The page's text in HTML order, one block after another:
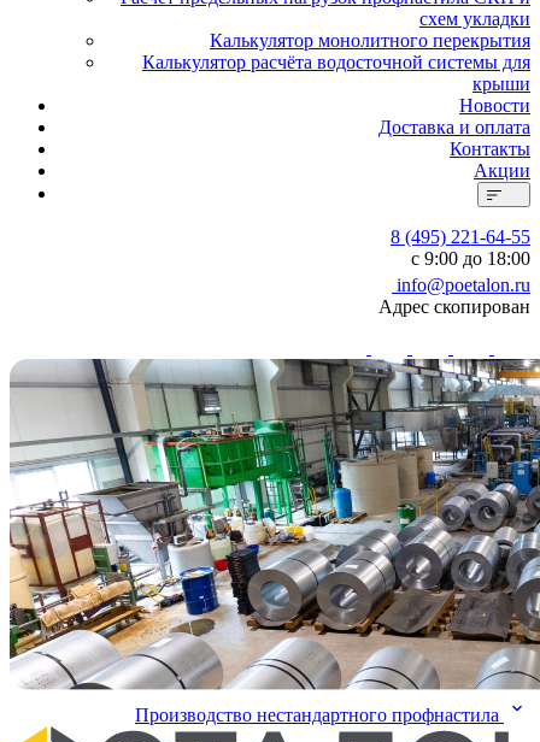
схем укладки
Калькулятор монолитного перекрытия
Калькулятор расчёта водосточной системы для
крыши
Новости
Доставка и оплата
Контакты
Акции
8 (495) 221-64-55
с 9:00 до 18:00
info@poetalon.ru
Адрес скопирован
Производство нестандартного профнастила